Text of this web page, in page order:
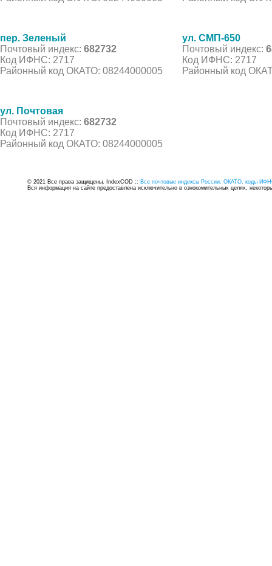
пер. Зеленый
Почтовый индекс: 682732
Код ИФНС: 2717
Районный код ОКАТО: 08244000005
ул. СМП-650
Почтовый индекс:
Код ИФНС: 2717
Районный код
ул. Почтовая
Почтовый индекс: 682732
Код ИФНС: 2717
Районный код ОКАТО: 08244000005
© 2021 Все права защищены. IndexCOD :: Все почтовые индексы России, ОКАТО, коды
Вся информация на сайте предоставлена исключительно в ознокомительных целях,